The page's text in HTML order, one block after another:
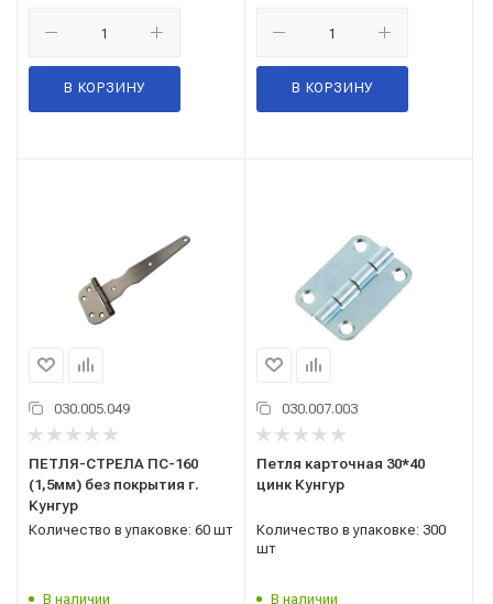
В КОРЗИНУ В КОРЗИНУ
030.005.049
ПЕТЛЯ-СТРЕЛА ПС-160
(1,5мм) без покрытия г.
Кунгур
Количество в упаковке: 60 шт
В наличии
030.007.003
Петля карточная 30*40
цинк Кунгур
Количество в упаковке: 300
шт
В наличии